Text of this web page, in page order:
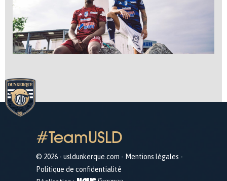
#TeamUSLD
© 2026 - usldunkerque.com - Mentions légales -
Politique de confidentialité